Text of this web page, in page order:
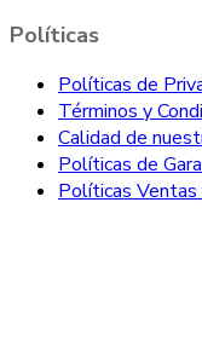
Políticas
Políticas de
Términos y
Calidad de
Políticas de
Políticas Ventas